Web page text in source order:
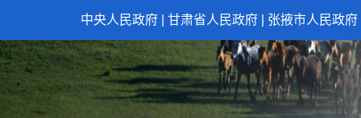
中央人民政府 甘肃省人民政府 张掖市人民政府